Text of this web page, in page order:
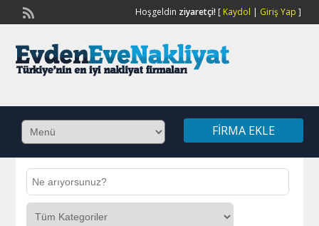
Hoşgeldin ziyaretçi![ Kaydol | Giriş Yap ]
FIRMA EKLE